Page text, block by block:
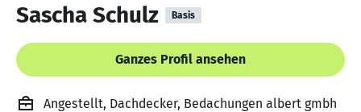
Sascha Schulz Basis
Ganzes Profil ansehen
Angestellt, Dachdecker, Bedachungen albert gmbh